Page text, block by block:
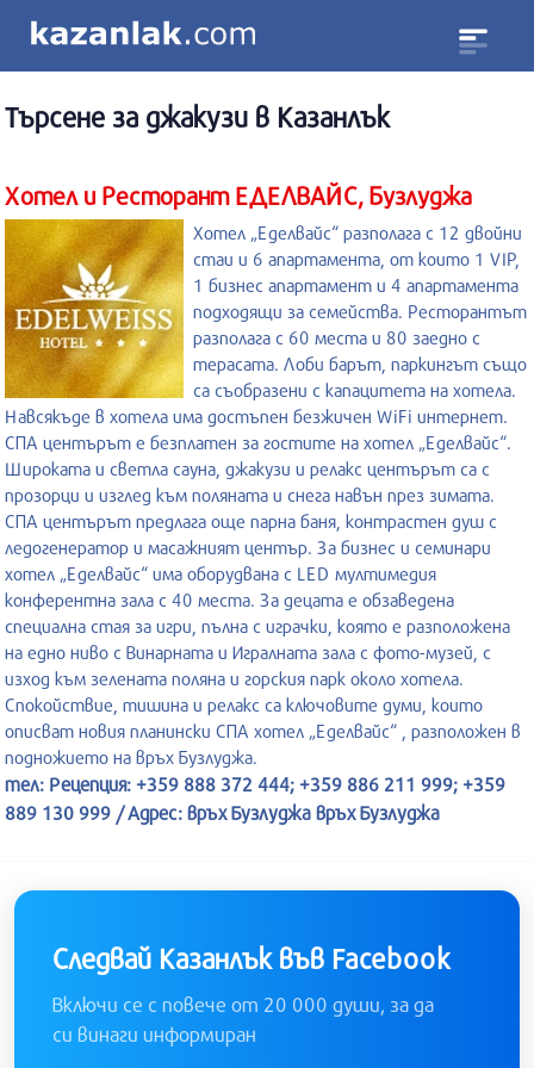
Търсене за джакузи в Казанлък
Хотел и Ресторант ЕДЕЛВАЙС, Бузлуджа
Хотел „Еделвайс“ разполага с 12 двойни
стаи и 6 апартамента, от които 1 VIP,
1 бизнес апартамент и 4 апартамента
подходящи за семейства. Ресторантът
разполага с 60 места и 80 заедно с
терасата. Лоби барът, паркингът също
са съобразени с капацитета на хотела.
Навсякъде в хотела има достъпен безжичен WiFi интернет.
СПА центърът е безплатен за гостите на хотел „Еделвайс“.
Широката и светла сауна, джакузи и релакс центърът са с
прозорци и изглед към поляната и снега навън през зимата.
СПА центърът предлага още парна баня, контрастен душ с
ледогенератор и масажният център. За бизнес и семинари
хотел „Еделвайс“ има оборудвана с LED мултимедия
конферентна зала с 40 места. За децата е обзаведена
специална стая за игри, пълна с играчки, която е разположена
на едно ниво с Винарната и Игралната зала с фото-музей, с
изход към зелената поляна и горския парк около хотела.
Спокойствие, тишина и релакс са ключовите думи, които
описват новия планински СПА хотел „Еделвайс“ , разположен в
подножието на връх Бузлуджа.
тел: Рецепция: +359 888 372 444; +359 886 211 999; +359
889 130 999 / Адрес: връх Бузлуджа връх Бузлуджа
Следвай Казанлък във Facebook
Включи се с повече от 20 000 души, за да
си винаги информиран